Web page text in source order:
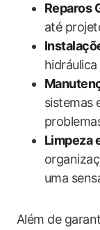
Reparos
até
‍sistemas
Limpeza
uma
Além de